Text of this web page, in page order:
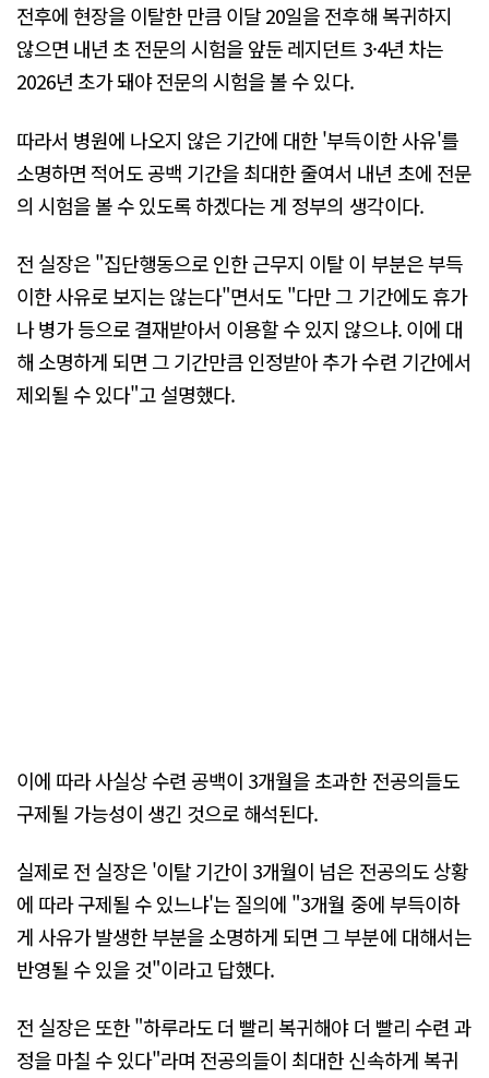
전후에 현장을 이탈한 만큼 이달 20일을 전후해 복귀하지
않으면 내년 초 전문의 시험을 앞둔 레지던트 3·4년 차는
2026년 초가 돼야 전문의 시험을 볼 수 있다.
따라서 병원에 나오지 않은 기간에 대한 '부득이한 사유'를
소명하면 적어도 공백 기간을 최대한 줄여서 내년 초에 전문
의 시험을 볼 수 있도록 하겠다는 게 정부의 생각이다.
전 실장은 "집단행동으로 인한 근무지 이탈 이 부분은 부득
이한 사유로 보지는 않는다"면서도 "다만 그 기간에도 휴가
나 병가 등으로 결재받아서 이용할 수 있지 않으냐. 이에 대
해 소명하게 되면 그 기간만큼 인정받아 추가 수련 기간에서
제외될 수 있다"고 설명했다.
이에 따라 사실상 수련 공백이 3개월을 초과한 전공의들도
구제될 가능성이 생긴 것으로 해석된다.
실제로 전 실장은 '이탈 기간이 3개월이 넘은 전공의도 상황
에 따라 구제될 수 있느냐'는 질의에 "3개월 중에 부득이하
게 사유가 발생한 부분을 소명하게 되면 그 부분에 대해서는
반영될 수 있을 것"이라고 답했다.
전 실장은 또한 "하루라도 더 빨리 복귀해야 더 빨리 수련 과
정을 마칠 수 있다"라며 전공의들이 최대한 신속하게 복귀